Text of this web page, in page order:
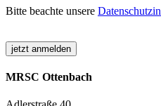
Bitte beachte unsere
MRSC Ottenbach